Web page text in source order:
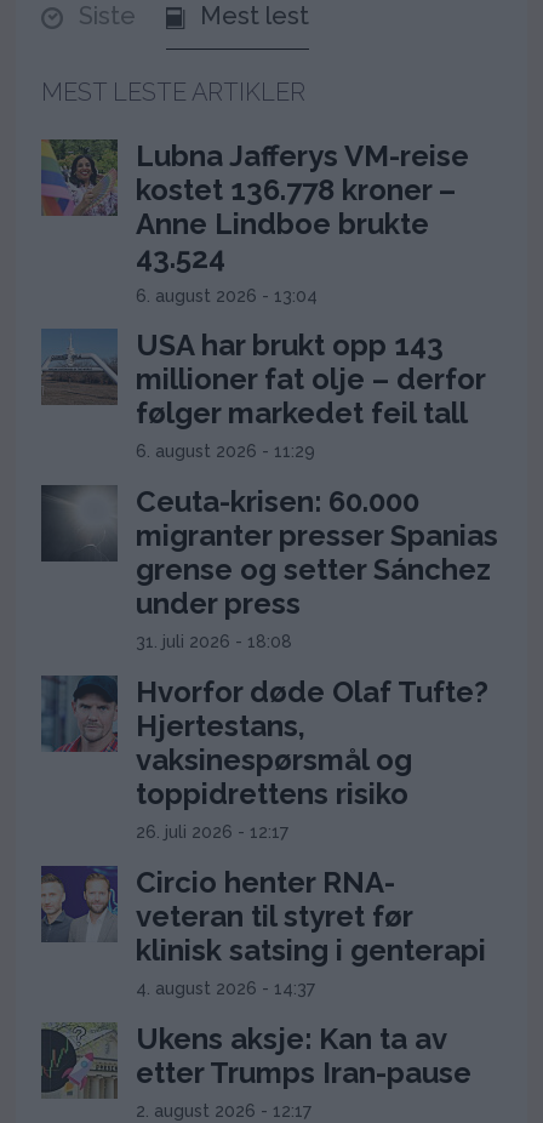
Siste Mest lest
MEST LESTE ARTIKLER
Lubna Jafferys VM-reise
kostet 136.778 kroner –
Anne Lindboe brukte
43.524
6. august 2026 - 13:04
USA har brukt opp 143
millioner fat olje – derfor
følger markedet feil tall
6. august 2026 - 11:29
Ceuta-krisen: 60.000
migranter presser Spanias
grense og setter Sánchez
under press
31. juli 2026 - 18:08
Hvorfor døde Olaf Tufte?
Hjertestans,
vaksinespørsmål og
toppidrettens risiko
26. juli 2026 - 12:17
Circio henter RNA-
veteran til styret før
klinisk satsing i genterapi
4. august 2026 - 14:37
Ukens aksje: Kan ta av
etter Trumps Iran-pause
2. august 2026 - 12:17